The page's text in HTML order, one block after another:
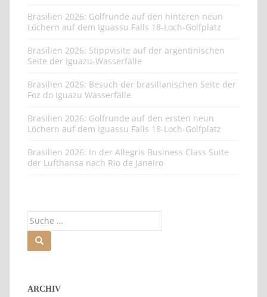
Brasilien 2026: Golfrunde auf den hinteren neun
Löchern auf dem Iguassu Falls 18-Loch-Golfplatz
Brasilien 2026: Stippvisite auf der argentinischen
Seite der Iguazu-Wasserfälle
Brasilien 2026: Besuch der brasilianischen Seite der
Foz do Iguazu Wasserfälle
Brasilien 2026: Golfrunde auf den ersten neun
Löchern auf dem Iguassu Falls 18-Loch-Golfplatz
Brasilien 2026: In der Allegris Business Class Suite
der Lufthansa nach Rio de Janeiro
ARCHIV